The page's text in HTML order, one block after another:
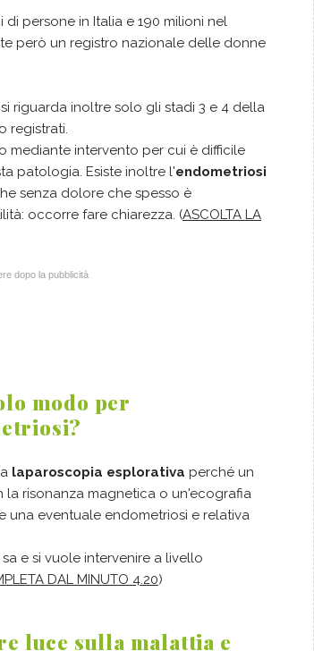
persone in Italia e 190 milioni nel
però un registro nazionale delle donne
riguarda inoltre solo gli stadi 3 e 4 della
registrati.
mediante intervento per cui è difficile
patologia. Esiste inoltre l'endometriosi
senza dolore che spesso è
occorre fare chiarezza. (ASCOLTA LA
dopo la pubblicità
modo per
laparoscopia esplorativa perché un
risonanza magnetica o un'ecografia
una eventuale endometriosi e relativa
e si vuole intervenire a livello
DAL MINUTO 4.20)
luce sulla malattia e